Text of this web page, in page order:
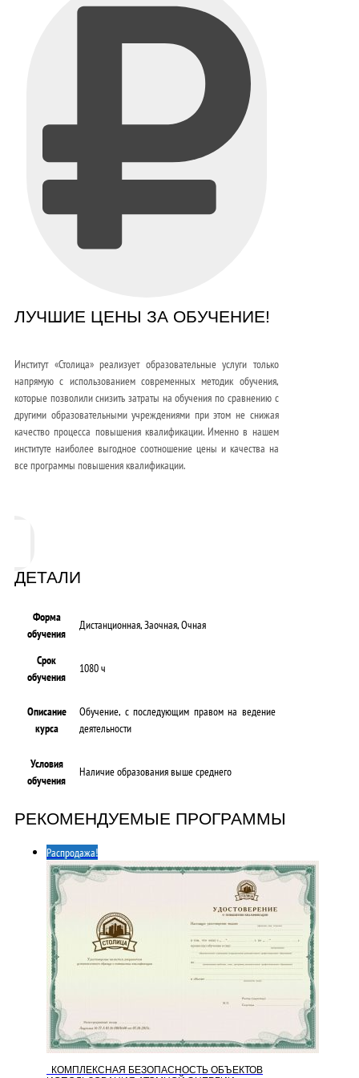
ЛУЧШИЕ ЦЕНЫ ЗА ОБУЧЕНИЕ!
Институт «Столица» реализует образовательные услуги только
напрямую с использованием современных методик обучения,
которые позволили снизить затраты на обучения по сравнению с
другими образовательными учреждениями при этом не снижая
качество процесса повышения квалификации. Именно в нашем
институте наиболее выгодное соотношение цены и качества на
все программы повышения квалификации.
ДЕТАЛИ
Форма
обучения
Дистанционная, Заочная, Очная
Срок
обучения
1080 ч
Описание
курса
Обучение, с последующим правом на ведение
деятельности
Условия
обучения
Наличие образования выше среднего
РЕКОМЕНДУЕМЫЕ ПРОГРАММЫ
Распродажа!
КОМПЛЕКСНАЯ БЕЗОПАСНОСТЬ ОБЪЕКТОВ